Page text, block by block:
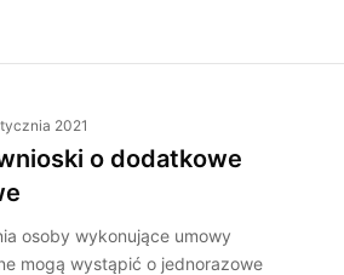
2021
o dodatkowe
osoby wykonujące umowy
mogą wystąpić o jednorazowe